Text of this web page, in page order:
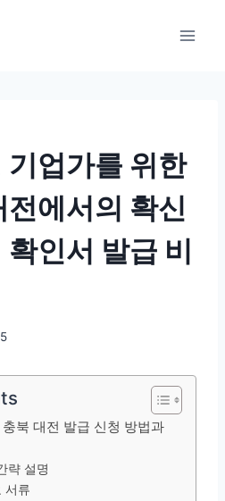
기업가를 위한
에서의 확신
인서 발급 비
북 대전 발급 신청 방법과
략 설명
서류